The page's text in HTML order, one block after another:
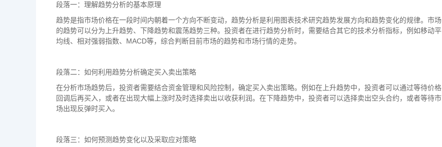
段落一：理解趋势分析的基本原理
趋势是指市场价格在一段时间内朝着一个方向不断变动，趋势分析是利用图表技术研究趋势发展方向和趋势变化的规律。市场
的趋势可以分为上升趋势、下降趋势和震荡趋势三种。投资者在进行趋势分析时，需要结合其它的技术分析指标，例如移动平
均线、相对强弱指数、MACD等，综合判断目前市场的趋势和市场行情的走势。
段落二：如何利用趋势分析确定买入卖出策略
在分析市场趋势后，投资者需要结合资金管理和风险控制，确定买入卖出策略。例如在上升趋势中，投资者可以通过等待价格
回调后再买入，或者在出现大幅上涨时及时选择卖出以收获利润。在下降趋势中，投资者可以选择卖出空头合约，或者等待市
场出现反弹时买入。
段落三：如何预测趋势变化以及采取应对策略